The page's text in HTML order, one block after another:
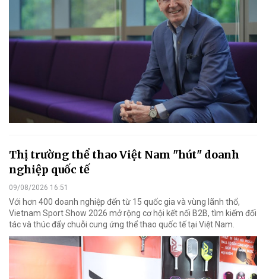
Thị trường thể thao Việt Nam "hút" doanh
nghiệp quốc tế
09/08/2026 16:51
Với hơn 400 doanh nghiệp đến từ 15 quốc gia và vùng lãnh thổ,
Vietnam Sport Show 2026 mở rộng cơ hội kết nối B2B, tìm kiếm đối
tác và thúc đẩy chuỗi cung ứng thể thao quốc tế tại Việt Nam.